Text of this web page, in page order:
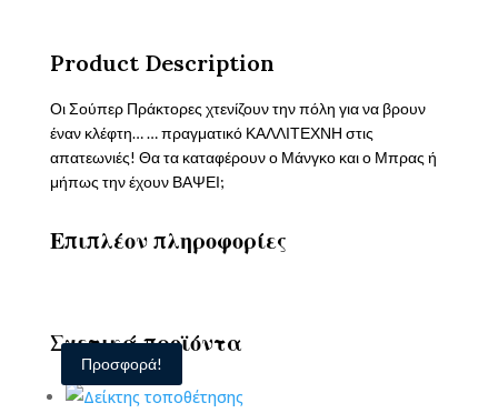
Product Description
Οι Σούπερ Πράκτορες χτενίζουν την πόλη για να βρουν
έναν κλέφτη… … πραγματικό ΚΑΛΛΙΤΕΧΝΗ στις
απατεωνιές! Θα τα καταφέρουν ο Μάνγκο και ο Μπρας ή
μήπως την έχουν ΒΑΨΕΙ;
Επιπλέον πληροφορίες
Σχετικά προϊόντα
Προσφορά!